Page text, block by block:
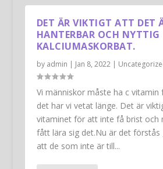
DET ÄR VIKTIGT ATT DET
HANTERBAR OCH NYTTIG
KALCIUMASKORBAT.
by admin | Jan 8, 2022|
Vi människor måste ha c
det har vi vetat länge. Det är
vitaminet för att inte få brist och
fått lära sig det.Nu är det förstås
att de som inte är till...